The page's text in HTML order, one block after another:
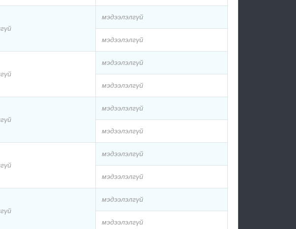
мэдээлэлгүй
мэдээлэлгүй
мэдээлэлгүй
мэдээлэлгүй
мэдээлэлгүй
мэдээлэлгүй
мэдээлэлгүй
мэдээлэлгүй
мэдээлэлгүй
мэдээлэлгүй